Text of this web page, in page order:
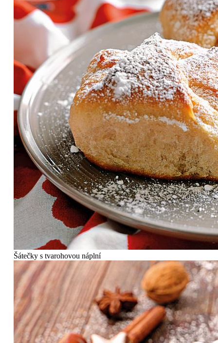
Šátečky s tvarohovou náplní